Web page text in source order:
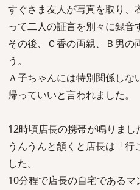
すぐさま友人が写真を取り、
って二人の証言を別々に録音
その後、Ｃ香の両親、Ｂ男の
う。
Ａ子ちゃんには特別関係し
帰っていいと言われました。
12時頃店長の携帯が鳴りまし
うんうんと頷くと店長は「行
した。
10分程で店長の自宅である